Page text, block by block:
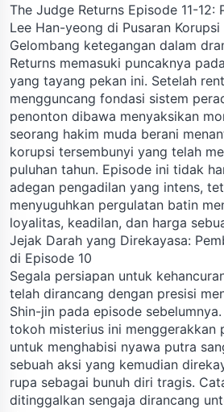
The Judge Returns Episode 11-12:
Lee Han-yeong di Pusaran Korupsi
Gelombang ketegangan dalam
Returns memasuki puncaknya
yang tayang pekan ini. Setelah
mengguncang fondasi sistem
penonton dibawa menyaksikan
seorang hakim muda berani
korupsi tersembunyi yang telah
puluhan tahun. Episode ini tidak
adegan pengadilan yang intens,
menyuguhkan pergulatan batin
loyalitas, keadilan, dan harga
Jejak Darah yang Direkayasa:
di Episode 10
Segala persiapan untuk
telah dirancang dengan presisi
Shin-jin pada episode
tokoh misterius ini menggerakkan
untuk menghabisi nyawa putra
sebuah aksi yang kemudian
rupa sebagai bunuh diri tragis.
ditinggalkan sengaja dirancang